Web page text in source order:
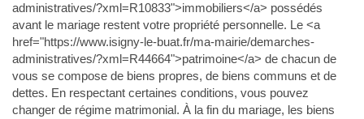
administratives/?xml=R10833">immobiliers</a> possédés
avant le mariage restent votre propriété personnelle. Le <a
href="https://www.isigny-le-buat.fr/ma-mairie/demarches-
administratives/?xml=R44664">patrimoine</a> de chacun de
vous se compose de biens propres, de biens communs et de
dettes. En respectant certaines conditions, vous pouvez
changer de régime matrimonial. À la fin du mariage, les biens